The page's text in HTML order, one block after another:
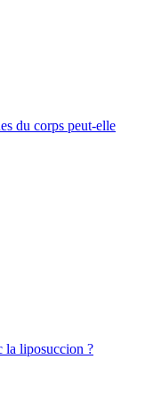
du corps peut-elle
la liposuccion ?